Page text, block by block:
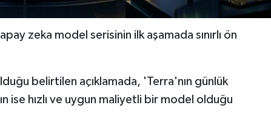
zeka model serisinin ilk aşamada sınırlı ön
belirtilen açıklamada, 'Terra'nın günlük
ise hızlı ve uygun maliyetli bir model olduğu